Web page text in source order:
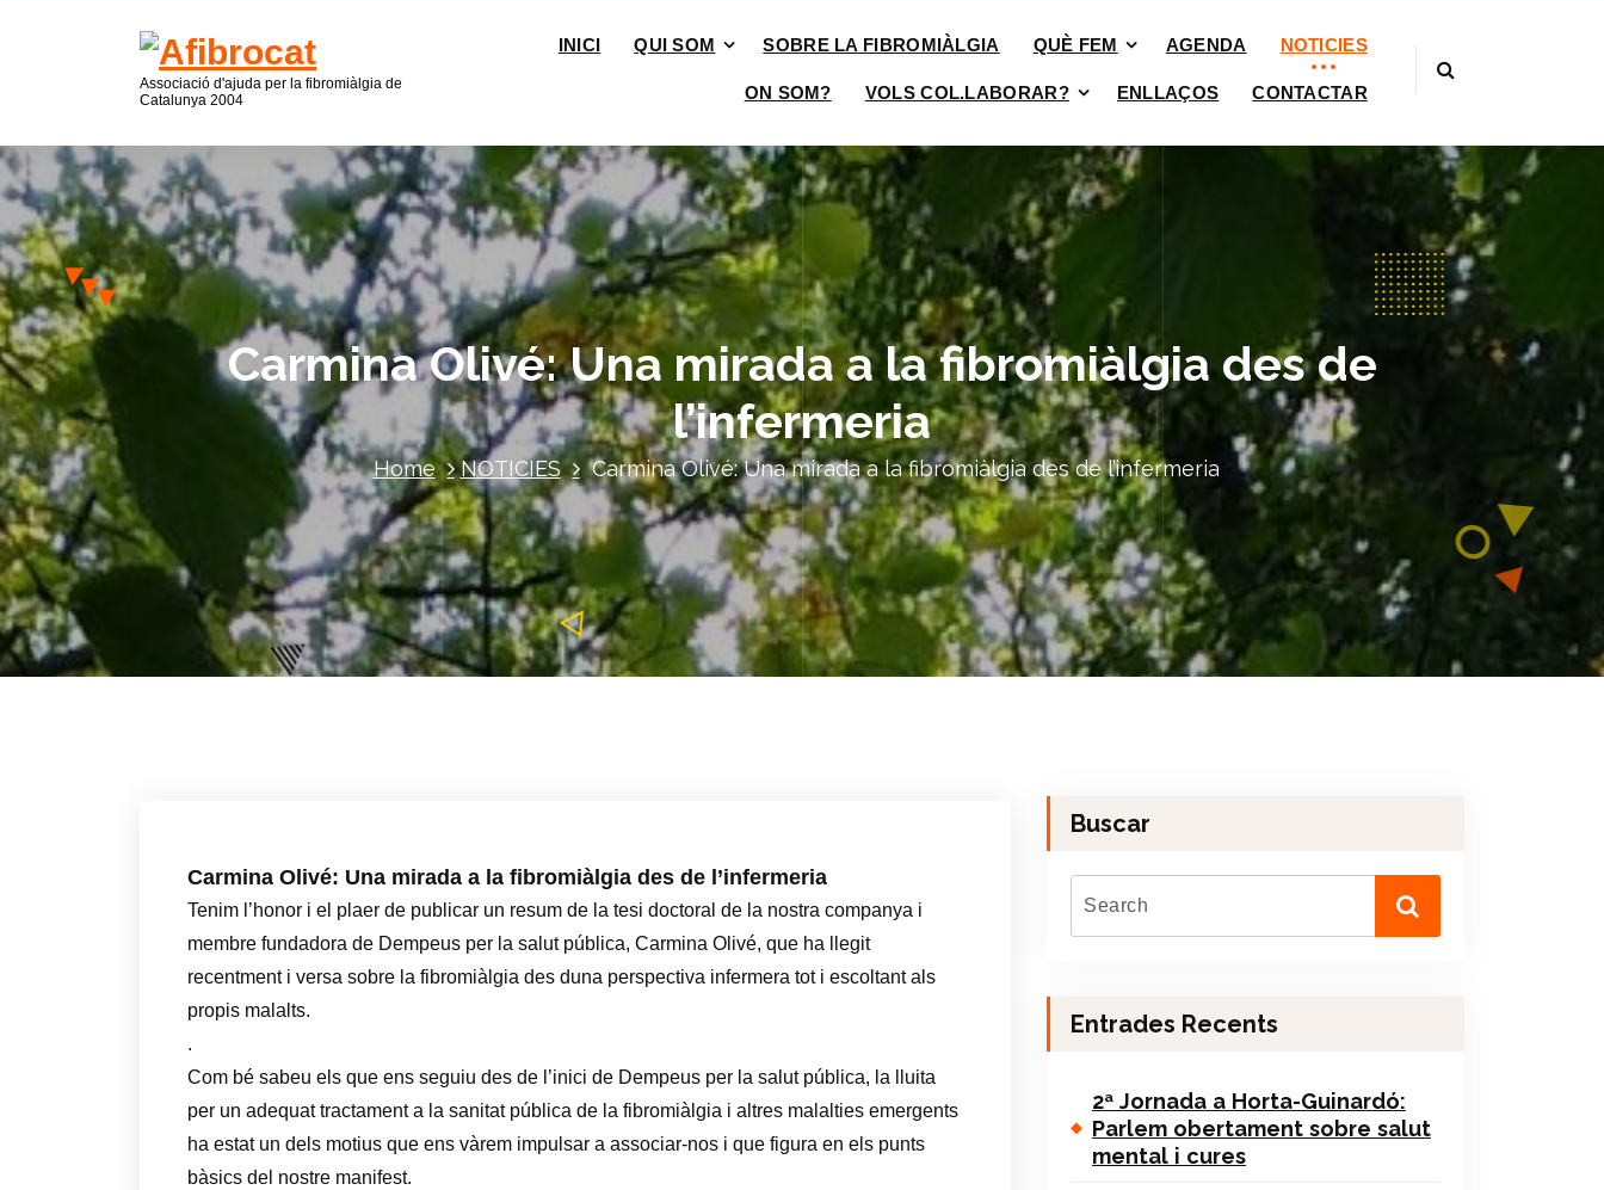
Associació d'ajuda per la fibromiàlgia de
Catalunya 2004
INICI QUI SOM SOBRE LA FIBROMIÀLGIA QUÈ FEM AGENDA NOTICIES
ON SOM? VOLS COL.LABORAR? ENLLAÇOS CONTACTAR
Carmina Olivé: Una mirada a la fibromiàlgia des de
l’infermeria
Home NOTICIES Carmina Olivé: Una mirada a la fibromiàlgia des de l’infermeria
Carmina Olivé: Una mirada a la fibromiàlgia des de l’infermeria
Tenim l’honor i el plaer de publicar un resum de la tesi doctoral de la nostra companya i
membre fundadora de Dempeus per la salut pública, Carmina Olivé, que ha llegit
recentment i versa sobre la fibromiàlgia des duna perspectiva infermera tot i escoltant als
propis malalts.
.
Com bé sabeu els que ens seguiu des de l’inici de Dempeus per la salut pública, la lluita
per un adequat tractament a la sanitat pública de la fibromiàlgia i altres malalties emergents
ha estat un dels motius que ens vàrem impulsar a associar-nos i que figura en els punts
bàsics del nostre manifest.
Buscar
Entrades Recents
2ª Jornada a Horta-Guinardó:
Parlem obertament sobre salut
mental i cures